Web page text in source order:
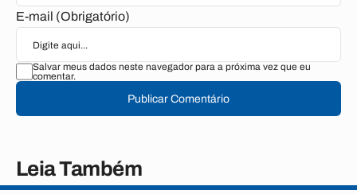
E-mail (Obrigatório)
Salvar meus dados neste navegador para a próxima vez que eu
comentar.
Publicar Comentário
Leia Também